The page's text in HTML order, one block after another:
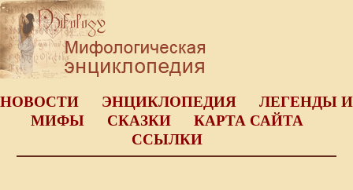
НОВОСТИ ЭНЦИКЛОПЕДИЯ
ЛЕГЕНДЫ И
МИФЫ
СКАЗКИ
КАРТА САЙТА
ССЫЛКИ